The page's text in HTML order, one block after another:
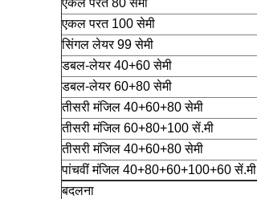
एकल परत 80 सेमी
एकल परत 100 सेमी
सिंगल लेयर 99 सेमी
डबल-लेयर 40+60 सेमी
डबल-लेयर 60+80 सेमी
तीसरी मंजिल 40+60+80 सेमी
तीसरी मंजिल 60+80+100 सें.मी
तीसरी मंजिल 40+60+80 सेमी
पांचवीं मंजिल 40+80+60+100+60 सें.मी
बदलना